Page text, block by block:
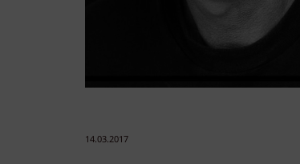
14.03.2017